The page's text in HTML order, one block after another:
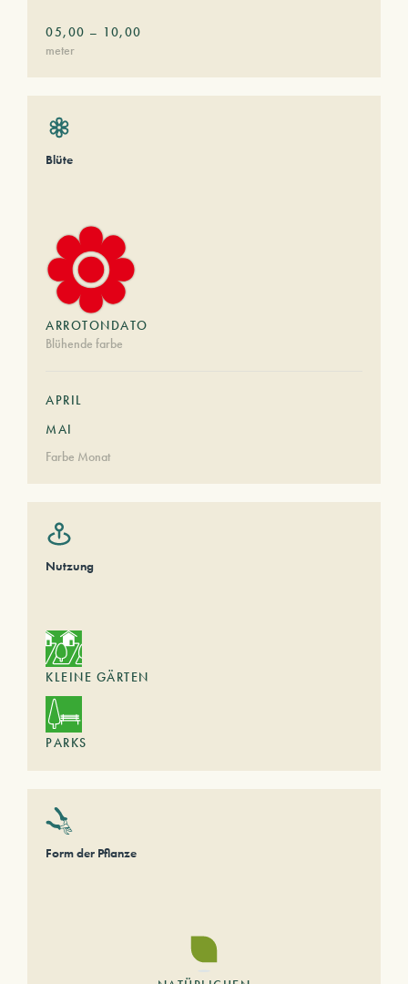
05,00 – 10,00
meter
Blüte
ARROTONDATO
Blühende farbe
APRIL
MAI
Farbe Monat
Nutzung
KLEINE GÄRTEN
PARKS
Form der Pflanze